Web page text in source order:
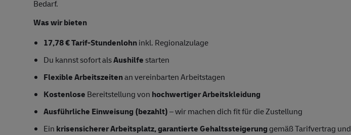
Bedarf.
Was wir bieten
17,78 € Tarif-Stundenlohninkl. Regionalzulage
Du kannst sofort alsAushilfestarten
Flexible Arbeitszeitenan vereinbarten Arbeitstagen
Kostenlose Bereitstellung von hochwertiger Arbeitskleidung
Ausführliche Einweisung (bezahlt)– wir machen dich fit für die Zustellung
Ein krisensicherer Arbeitsplatz, garantierte Gehaltssteigerung gemäß Tarifvertrag und